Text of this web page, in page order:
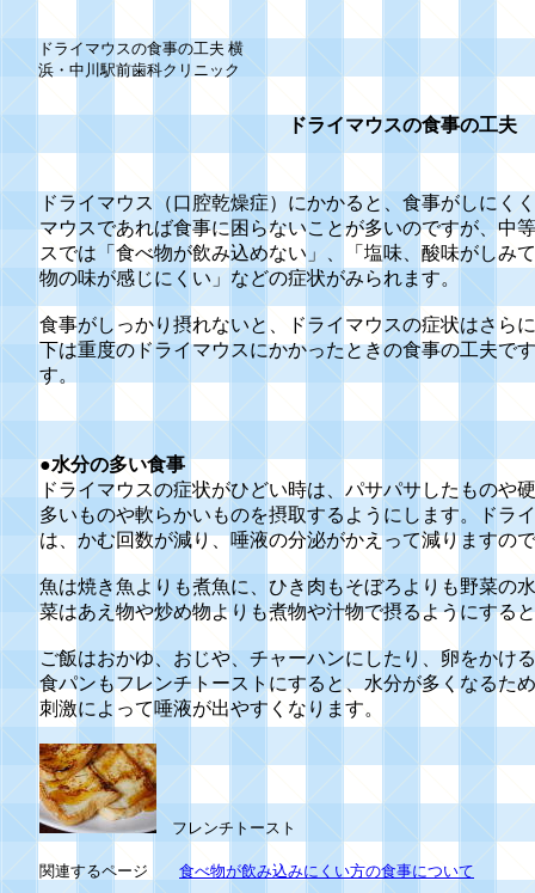
ドライマウスの食事の工夫
ドライマウス（口腔乾燥症）にかかると、食事がしにく
マウスであれば食事に困らないことが多いのですが、中
スでは「食べ物が飲み込めない」、「塩味、酸味がしみ
物の味が感じにくい」などの症状がみられます。
食事がしっかり摂れないと、ドライマウスの症状はさら
下は重度のドライマウスにかかったときの食事の工夫で
す。
●水分の多い食事
ドライマウスの症状がひどい時は、パサパサしたものや
多いものや軟らかいものを摂取するようにします。ドラ
は、かむ回数が減り、唾液の分泌がかえって減りますの
魚は焼き魚よりも煮魚に、ひき肉もそぼろよりも野菜の
菜はあえ物や炒め物よりも煮物や汁物で摂るようにする
ご飯はおかゆ、おじや、チャーハンにしたり、卵をかけ
食パンもフレンチトーストにすると、水分が多くなるた
刺激によって唾液が出やすくなります。
フレンチトースト
関連するページ 食べ物が飲み込みにくい方の食事について
ドライマウスの食事の工夫 横
浜・中川駅前歯科クリニック